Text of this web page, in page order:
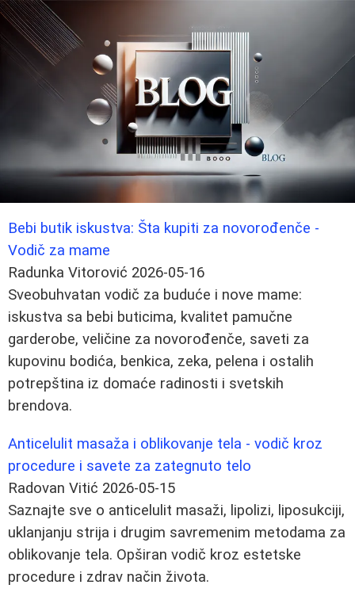
Bebi butik iskustva: Šta kupiti za novorođenče -
Vodič za mame
Radunka Vitorović 2026-05-16
Sveobuhvatan vodič za buduće i nove mame:
iskustva sa bebi buticima, kvalitet pamučne
garderobe, veličine za novorođenče, saveti za
kupovinu bodića, benkica, zeka, pelena i ostalih
potrepština iz domaće radinosti i svetskih
brendova.
Anticelulit masaža i oblikovanje tela - vodič kroz
procedure i savete za zategnuto telo
Radovan Vitić 2026-05-15
Saznajte sve o anticelulit masaži, lipolizi, liposukciji,
uklanjanju strija i drugim savremenim metodama za
oblikovanje tela. Opširan vodič kroz estetske
procedure i zdrav način života.